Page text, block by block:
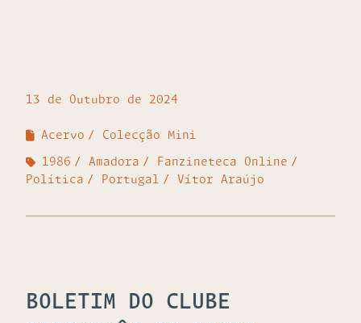
13 de Outubro de 2024
Acervo Colecção Mini
1986 Amadora
Fanzineteca Online
Política
Portugal Vítor Araújo
BOLETIM DO CLUBE